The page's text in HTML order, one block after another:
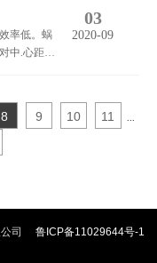
相比，体
入轴直接
，须采用
。
率低。蜗
中.心距的
般分为圆
蜗杆传
03
2020-09
8 9 10 11
公司 鲁ICP备11029644号-1